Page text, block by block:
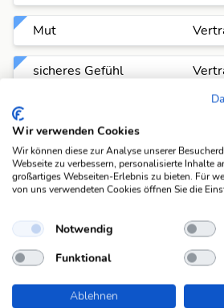
Mut
sicheres Gefühl
TV-Drama mit H.
Deutschmann, Blindes
...
über die Zukunft
Zutrauen
Wir verwenden Cookies
Wir können diese zur Analyse unserer
Webseite zu verbessern, personalisierte Inhalte
großartiges Webseiten-Erlebnis zu bieten. Für
von uns verwendeten Cookies öffnen Sie die
Notwendig
Funktional
Ablehnen